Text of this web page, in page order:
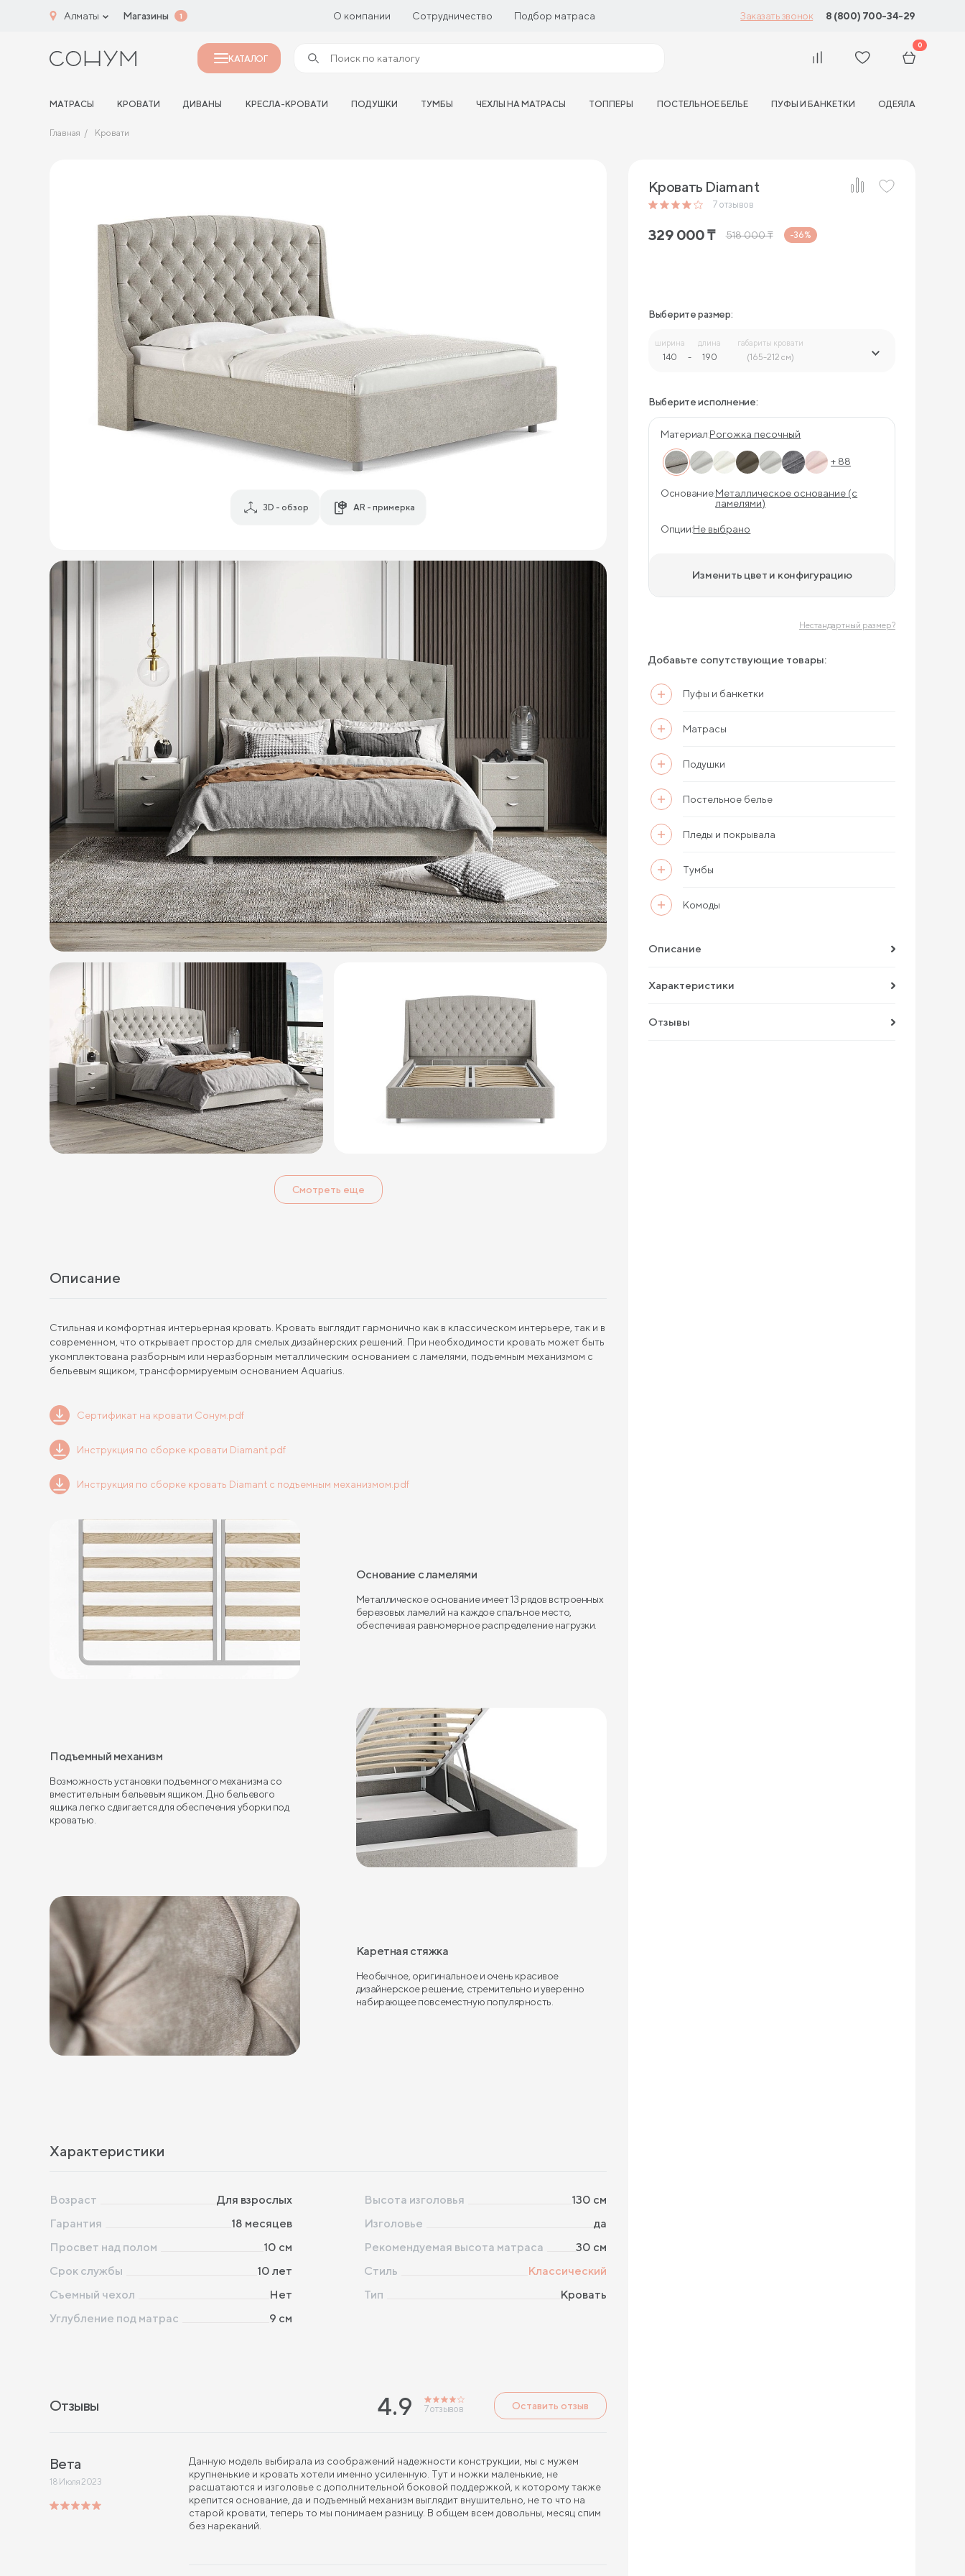
Алматы Магазины 1 О компании Сотрудничество Подбор матраса Заказать звонок 8 (800) 700-34-29
КАТАЛОГ
0
МАТРАСЫ КРОВАТИ ДИВАНЫ КРЕСЛА-КРОВАТИ ПОДУШКИ ТУМБЫ ЧЕХЛЫ НА МАТРАСЫ ТОППЕРЫ ПОСТЕЛЬНОЕ БЕЛЬЕ ПУФЫ И БАНКЕТКИ ОДЕЯЛА
Главная Кровати
3D - обзор AR - примерка
Смотреть еще
Кровать Diamant
7 отзывов
329 000₸ 518 000₸ -36%
Выберите размер:
ширина
140 -
длина
190
габариты кровати
(165-212 см)
Выберите исполнение:
Материал:Рогожка песочный
+ 88
Основание:Металлическое основание (с
ламелями)
Опции:Не выбрано
Изменить цвет и конфигурацию
Нестандартный размер?
Добавьте сопутствующие товары:
Пуфы и банкетки
Матрасы
Подушки
Постельное белье
Пледы и покрывала
Тумбы
Комоды
Описание
Характеристики
Отзывы
Описание
Стильная и комфортная интерьерная кровать. Кровать выглядит гармонично как в классическом интерьере, так и в
современном, что открывает простор для смелых дизайнерских решений. При необходимости кровать может быть
укомплектована разборным или неразборным металлическим основанием с ламелями, подъемным механизмом с
бельевым ящиком, трансформируемым основанием Aquarius.
Сертификат на кровати Сонум.pdf
Инструкция по сборке кровати Diamant.pdf
Инструкция по сборке кровать Diamant с подъемным механизмом.pdf
Основание с ламелями
Металлическое основание имеет 13 рядов встроенных
березовых ламелий на каждое спальное место,
обеспечивая равномерное распределение нагрузки.
Подъемный механизм
Возможность установки подъемного механизма со
вместительным бельевым ящиком. Дно бельевого
ящика легко сдвигается для обеспечения уборки под
кроватью.
Каретная стяжка
Необычное, оригинальное и очень красивое
дизайнерское решение, стремительно и уверенно
набирающее повсеместную популярность.
Характеристики
Возраст Для взрослых Высота изголовья 130 см
Гарантия
18 месяцев Изголовье
да
Просвет над полом
10 см Рекомендуемая высота матраса 30 см
Срок службы
10 лет Стиль
Классический
Съемный чехол
Нет Тип
Кровать
Углубление под матрас
9 см
Отзывы 4.9 7отзывов Оставить отзыв
Вета
18 Июля 2023
Данную модель выбирала из соображений надежности конструкции, мы с мужем
крупненькие и кровать хотели именно усиленную. Тут и ножки маленькие, не
расшатаются и изголовье с дополнительной боковой поддержкой, к которому также
крепится основание, да и подъемный механизм выглядит внушительно, не то что на
старой кровати, теперь то мы понимаем разницу. В общем всем довольны, месяц спим
без нареканий.